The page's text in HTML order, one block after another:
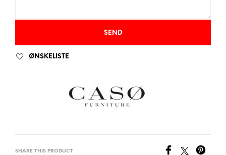
ØNSKELISTE
SHARE THIS PRODUCT